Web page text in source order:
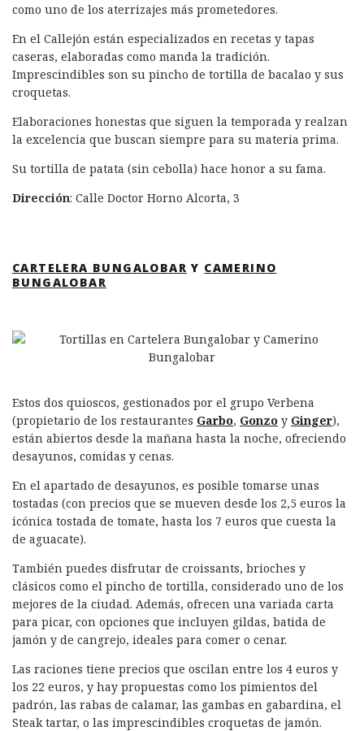
como uno de los aterrizajes más prometedores.
En el Callejón están especializados en recetas y tapas
caseras, elaboradas como manda la tradición.
Imprescindibles son su pincho de tortilla de bacalao y sus
croquetas.
Elaboraciones honestas que siguen la temporada y realzan
la excelencia que buscan siempre para su materia prima.
Su tortilla de patata (sin cebolla) hace honor a su fama.
Dirección: Calle Doctor Horno Alcorta, 3
CARTELERA BUNGALOBAR Y CAMERINO
BUNGALOBAR
Estos dos quioscos, gestionados por el grupo Verbena
(propietario de los restaurantes Garbo, Gonzo y Ginger),
están abiertos desde la mañana hasta la noche, ofreciendo
desayunos, comidas y cenas.
En el apartado de desayunos, es posible tomarse unas
tostadas (con precios que se mueven desde los 2,5 euros la
icónica tostada de tomate, hasta los 7 euros que cuesta la
de aguacate).
También puedes disfrutar de croissants, brioches y
clásicos como el pincho de tortilla, considerado uno de los
mejores de la ciudad. Además, ofrecen una variada carta
para picar, con opciones que incluyen gildas, batida de
jamón y de cangrejo, ideales para comer o cenar.
Las raciones tiene precios que oscilan entre los 4 euros y
los 22 euros, y hay propuestas como los pimientos del
padrón, las rabas de calamar, las gambas en gabardina, el
Steak tartar, o las imprescindibles croquetas de jamón.